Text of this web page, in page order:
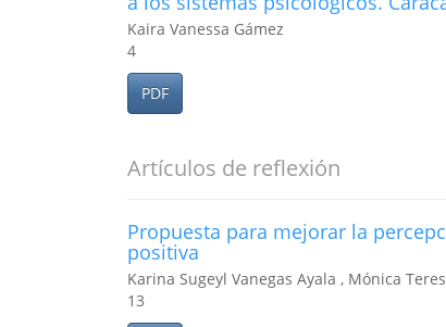
Kaira Vanessa Gámez
4
PDF
Artículos de reflexión
Propuesta para mejorar la
positiva
Karina Sugeyl Vanegas Ayala , Mónica
13